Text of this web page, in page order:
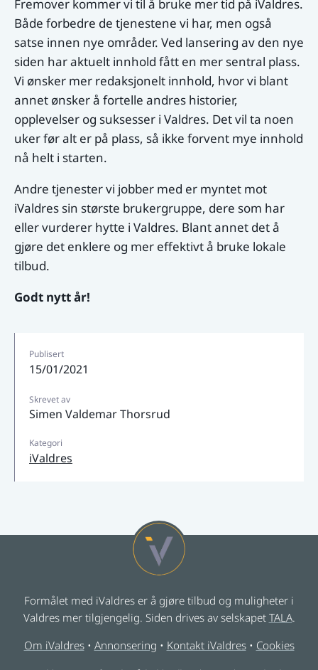
Publisert
15/01/2021
Skrevet av
Simen Valdemar Thorsrud
Kategori
iValdres
Fremover kommer vi til å bruke mer tid på iValdres.
Både forbedre de tjenestene vi har, men også
satse innen nye områder. Ved lansering av den nye
siden har aktuelt innhold fått en mer sentral plass.
Vi ønsker mer redaksjonelt innhold, hvor vi blant
annet ønsker å fortelle andres historier,
opplevelser og suksesser i Valdres. Det vil ta noen
uker før alt er på plass, så ikke forvent mye innhold
nå helt i starten.
Andre tjenester vi jobber med er myntet mot
iValdres sin største brukergruppe, dere som har
eller vurderer hytte i Valdres. Blant annet det å
gjøre det enklere og mer effektivt å bruke lokale
tilbud.
Godt nytt år!
Formålet med iValdres er å gjøre tilbud og muligheter i
Valdres mer tilgjengelig. Siden drives av selskapet TALA.
Om iValdres• Annonsering • Kontakt iValdres• Cookies